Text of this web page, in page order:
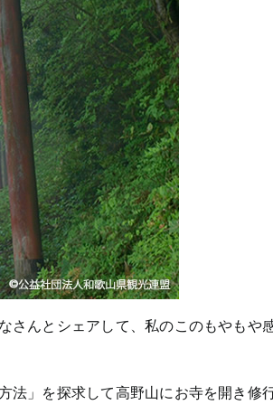
さんとシェアして、私のこのもやもや
法」を探求して高野山にお寺を開き修